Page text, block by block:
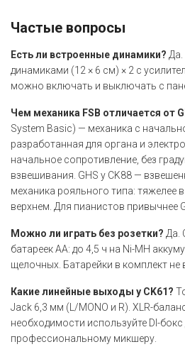
Частые вопросы
Есть ли встроенные динамики?
динамиками (12 × 6 см) × 2 с
можно включать и выключать с
Чем механика FSB отличается от
System Basic) — механика с
разработанная для органа и
начальное сопротивление, без
взвешивания. GHS у CK88 —
механика рояльного типа: тяжелее
верхнем. Для пианистов привычнее
Можно ли играть без розетки? Да.
батареек AA: до 4,5 ч на Ni-MH
щелочных. Батарейки в комплект не
Какие линейные выходы у CK61?
Jack 6,3 мм (L/MONO и R). XLR-
необходимости используйте DI-
профессиональному микшеру.